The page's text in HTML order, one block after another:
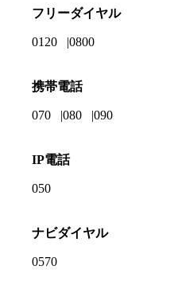
フリーダイヤル
0120 0800
携帯電話
070 080 090
IP電話
050
ナビダイヤル
0570